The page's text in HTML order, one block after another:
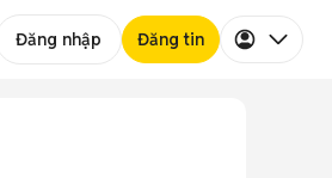
Đăng nhập Đăng tin